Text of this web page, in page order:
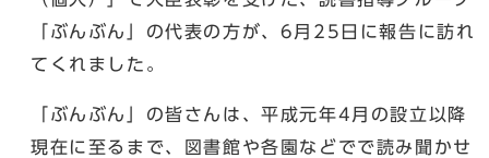
「ぶんぶん」の代表の方が、6月25日に報告に訪れ
てくれました。
「ぶんぶん」の皆さんは、平成元年4月の設立以降
現在に至るまで、図書館や各園などでで読み聞かせ